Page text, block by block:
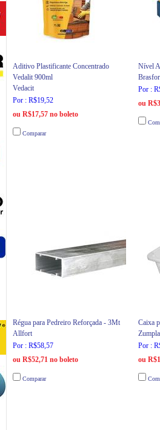
Aditivo Plastificante Concentrado
Vedalit 900ml
Vedacit
Por : R$19,52
ou R$17,57 no boleto
Comparar
Nível
Por :
ou
Régua para Pedreiro Reforçada - 3Mt
Allfort
Por : R$58,57
ou R$52,71 no boleto
Comparar
Caixa
Por :
ou